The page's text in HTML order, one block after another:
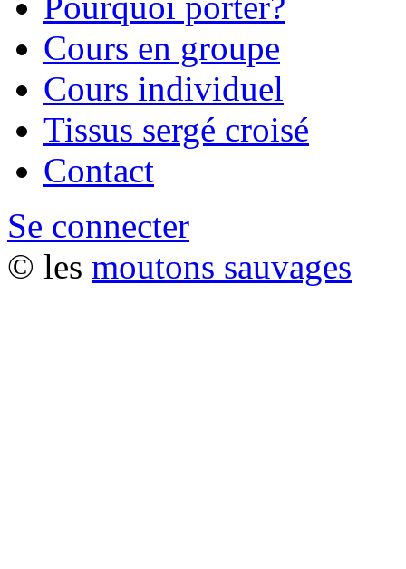
Cours en groupe
Cours individuel
Tissus sergé croisé
Contact
Se connecter
© les moutons sauvages